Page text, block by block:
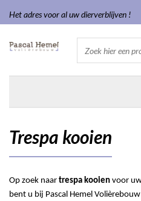
Het adres voor al uw dierverblijven !
Trespa kooien
Op zoek naar trespa kooien voor
bent u bij Pascal Hemel